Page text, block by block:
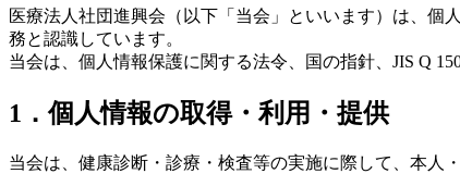
医療法人社団進興会（以下「当会」といいます）は、個
務と認識しています。
当会は、個人情報保護に関する法令、国の指針、JIS Q
1．個人情報の取得・利用・提供
当会は、健康診断・診療・検査等の実施に際して、本人